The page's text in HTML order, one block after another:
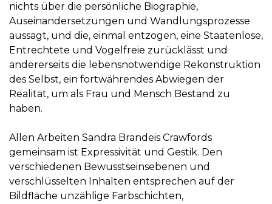
nichts über die persönliche Biographie,
Auseinandersetzungen und Wandlungsprozesse
aussagt, und die, einmal entzogen, eine Staatenlose,
Entrechtete und Vogelfreie zurücklässt und
andererseits die lebensnotwendige Rekonstruktion
des Selbst, ein fortwährendes Abwiegen der
Realität, um als Frau und Mensch Bestand zu
haben.
Allen Arbeiten Sandra Brandeis Crawfords
gemeinsam ist Expressivität und Gestik. Den
verschiedenen Bewusstseinsebenen und
verschlüsselten Inhalten entsprechen auf der
Bildfläche unzählige Farbschichten,